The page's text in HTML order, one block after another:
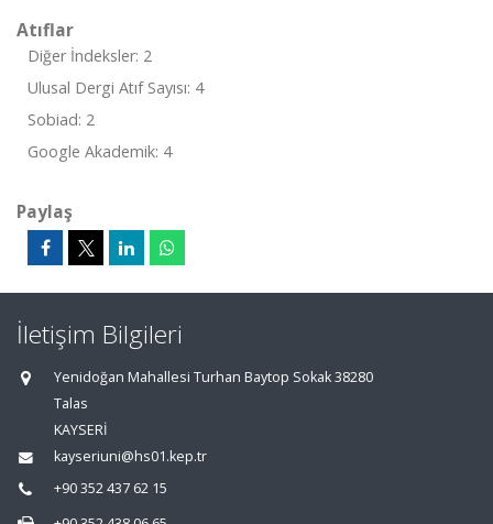
Atıflar
Diğer İndeksler: 2
Ulusal Dergi Atıf Sayısı: 4
Sobiad: 2
Google Akademik: 4
Paylaş
İletişim Bilgileri
Yenidoğan Mahallesi Turhan Baytop Sokak 38280
Talas
KAYSERİ
kayseriuni@hs01.kep.tr
+90 352 437 62 15